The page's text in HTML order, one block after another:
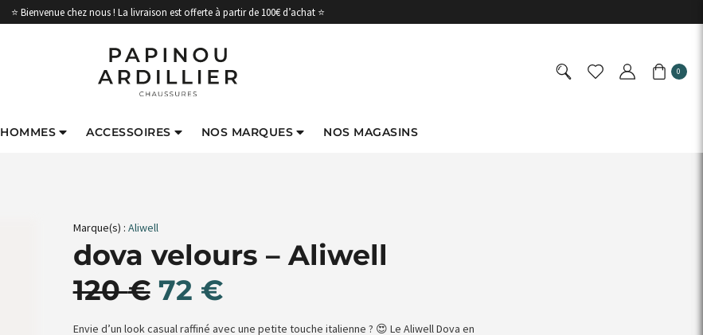
⭐ Bienvenue chez nous ! La livraison est offerte à partir de 100€ d’achat ⭐
0
HOMMES ACCESSOIRES NOS MARQUES NOS MAGASINS
Marque(s) : Aliwell
dova velours – Aliwell
120€ 72 €
Envie d’un look casual raffiné avec une petite touche italienne ? 😍 Le Aliwell Dova en